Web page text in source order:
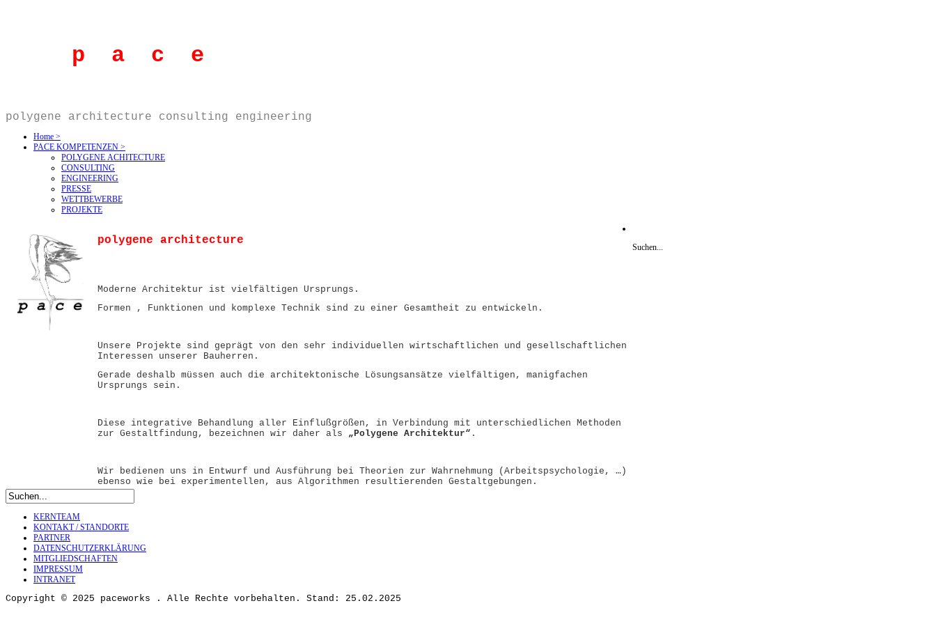
p a c e
polygene architecture consulting engineering
Home >
PACE KOMPETENZEN >
POLYGENE ACHITECTURE
CONSULTING
ENGINEERING
PRESSE
WETTBEWERBE
PROJEKTE
polygene architecture
Moderne Architektur ist vielfältigen Ursprungs.
Formen , Funktionen und komplexe Technik sind zu einer Gesamtheit zu entwickeln.
Unsere Projekte sind geprägt von den sehr individuellen wirtschaftlichen und gesellschaftlichen
Interessen unserer Bauherren.
Gerade deshalb müssen auch die architektonische Lösungsansätze vielfältigen, manigfachen
Ursprungs sein.
Diese integrative Behandlung aller Einflußgrößen, in Verbindung mit unterschiedlichen Methoden
zur Gestaltfindung, bezeichnen wir daher als „Polygene Architektur“ .
Wir bedienen uns in Entwurf und Ausführung bei Theorien zur Wahrnehmung (Arbeitspsychologie, …)
ebenso wie bei experimentellen, aus Algorithmen resultierenden Gestaltgebungen.
Suchen...
KERNTEAM
KONTAKT / STANDORTE
PARTNER
DATENSCHUTZERKLÄRUNG
MITGLIEDSCHAFTEN
IMPRESSUM
INTRANET
Copyright © 2025 paceworks . Alle Rechte vorbehalten. Stand: 25.02.2025